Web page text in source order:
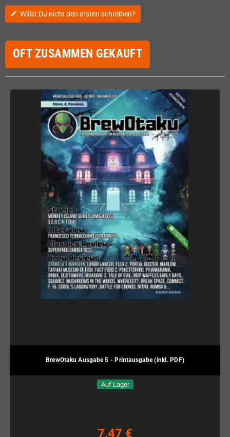
edit Willst Du nicht den ersten schreiben?
OFT ZUSAMMEN GEKAUFT
BrewOtaku Ausgabe 5 - Printausgabe (inkl. PDF)
Auf Lager
7,47 €